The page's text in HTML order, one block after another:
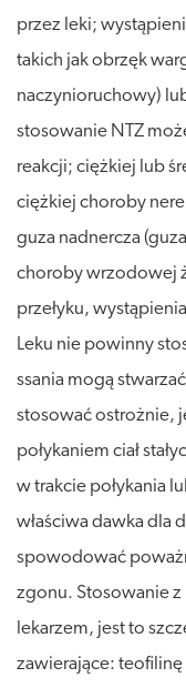
przez leki;
takich jak obrzęk
naczynioruchowy)
stosowanie NTZ
reakcji; ciężkiej lub
ciężkiej choroby
guza nadnercza
choroby wrzodowej
przełyku,
Leku nie powinny
ssania mogą
stosować ostrożnie,
połykaniem ciał
w trakcie połykania
właściwa dawka dla
spowodować
zgonu. Stosowanie
lekarzem, jest to
zawierające: